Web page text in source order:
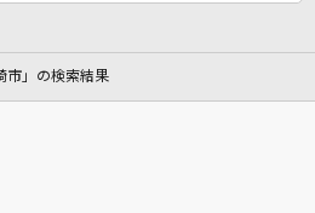
市」の検索結果